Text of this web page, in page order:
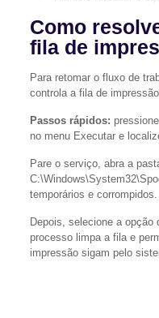
Como
fila de
Para retomar o fluxo de
controla a fila de
Passos rápidos:
no menu Executar e
Pare o serviço, abra a
temporários e corrompidos.
Depois, selecione a
processo limpa a fila e
impressão sigam pelo